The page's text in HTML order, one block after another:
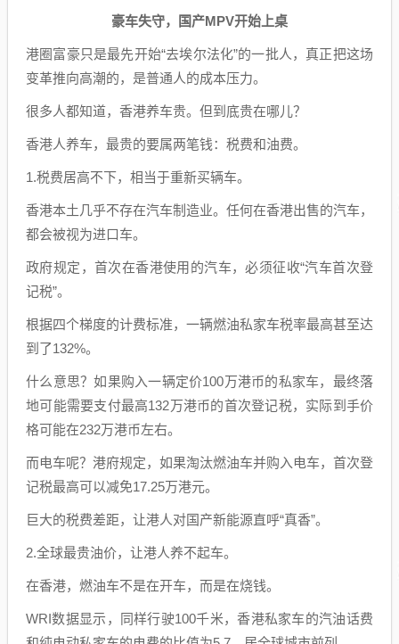
豪车失守，国产MPV开始上桌
港圈富豪只是最先开始“去埃尔法化”的一批人，真正把这场
变革推向高潮的，是普通人的成本压力。
很多人都知道，香港养车贵。但到底贵在哪儿？
香港人养车，最贵的要属两笔钱：税费和油费。
1.税费居高不下，相当于重新买辆车。
香港本土几乎不存在汽车制造业。任何在香港出售的汽车，
都会被视为进口车。
政府规定，首次在香港使用的汽车，必须征收“汽车首次登
记税”。
根据四个梯度的计费标准，一辆燃油私家车税率最高甚至达
到了132%。
什么意思？如果购入一辆定价100万港币的私家车，最终落
地可能需要支付最高132万港币的首次登记税，实际到手价
格可能在232万港币左右。
而电车呢？港府规定，如果淘汰燃油车并购入电车，首次登
记税最高可以减免17.25万港元。
巨大的税费差距，让港人对国产新能源直呼“真香”。
2.全球最贵油价，让港人养不起车。
在香港，燃油车不是在开车，而是在烧钱。
WRI数据显示，同样行驶100千米，香港私家车的汽油话费